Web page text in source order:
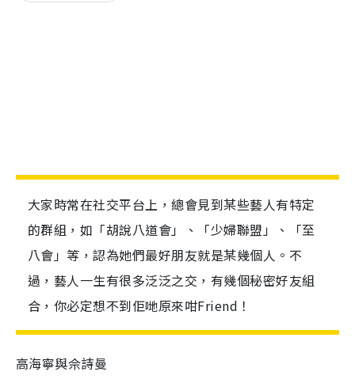
大家時常在社交平台上，總會見到某些藝人有特定
的群組，如「胡說八道會」、「少婦聯盟」、「至
八會」等，認為她們最好朋友就是某幾個人。不
過，藝人一生有很多泛泛之交，有幾個秘密好友組
合，你必定想不到佢哋原來咁Friend！
高海寧與佘詩曼